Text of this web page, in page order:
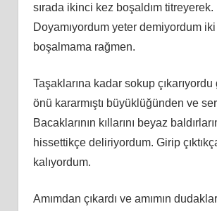
sırada ikinci kez boşaldım titreyerek.
Doyamıyordum yeter demiyordum
boşalmama rağmen.
Taşaklarına kadar sokup
önü kararmıştı büyüklüğünden ve
Bacaklarının kıllarını beyaz
hissettikçe deliriyordum. Girip
kalıyordum.
Amımdan çıkardı ve amımın